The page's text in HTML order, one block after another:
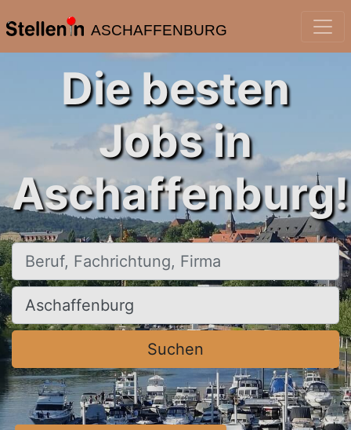
ASCHAFFENBURG
Die besten
Jobs in
Aschaffenburg!
Beruf, Fachrichtung, Firma
Ort, Stadt
Suchen